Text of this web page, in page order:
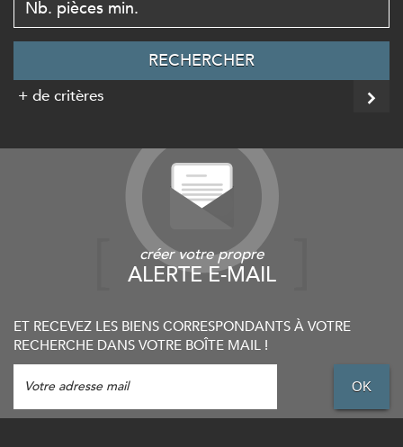
RECHERCHER
+ de critères
créer votre propre
ALERTE E-MAIL
ET RECEVEZ LES BIENS CORRESPONDANTS À VOTRE
RECHERCHE DANS VOTRE BOÎTE MAIL !
OK